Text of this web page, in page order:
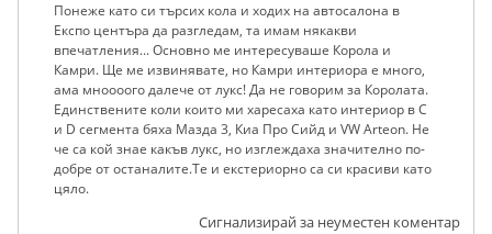
Понеже като си търсих кола и ходих на автосалона в
Експо центъра да разгледам, та имам някакви
впечатления... Основно ме интересуваше Корола и
Камри. Ще ме извинявате, но Камри интериора е много,
ама мноооого далече от лукс! Да не говорим за Королата.
Единствените коли които ми харесаха като интериор в C
и D сегмента бяха Мазда 3, Киа Про Сийд и VW Arteon. Не
че са кой знае какъв лукс, но изглеждаха значително по-
добре от останалите.Те и екстериорно са си красиви като
цяло.
Сигнализирай за неуместен коментар